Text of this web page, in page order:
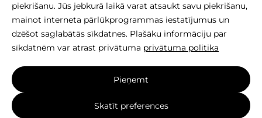
piekrišanu. Jūs jebkurā laikā varat atsaukt savu piekrišanu,
mainot interneta pārlūkprogrammas iestatījumus un
dzēšot saglabātās sīkdatnes. Plašāku informāciju par
sīkdatnēm var atrast privātuma privātuma politika
Pieņemt
Skatīt preferences